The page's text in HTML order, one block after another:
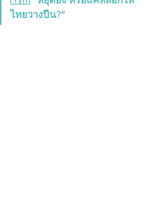
ไทยวางปืน?”